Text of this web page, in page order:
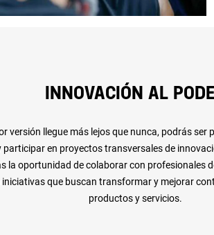
INNOVACIÓN AL
versión llegue más lejos que nunca, podrás ser
participar en proyectos transversales de
la oportunidad de colaborar con profesionales
iniciativas que buscan transformar y mejorar
productos y servicios.